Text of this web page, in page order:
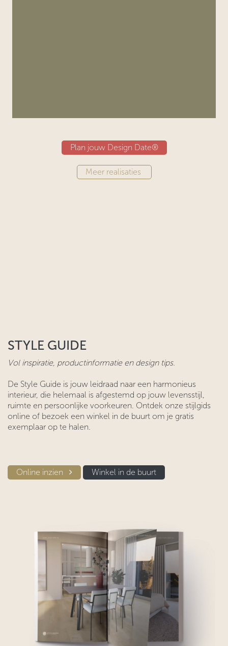
Meer realisaties
Plan jouw Design Date®
STYLE GUIDE
Vol inspiratie, productinformatie en design tips.
De Style Guide is jouw leidraad naar een harmonieus
interieur, die helemaal is afgestemd op jouw levensstijl,
ruimte en persoonlijke voorkeuren. Ontdek onze stijlgids
online of bezoek een winkel in de buurt om je gratis
exemplaar op te halen.
Online inzien​​ Winkel in d​​e buurt